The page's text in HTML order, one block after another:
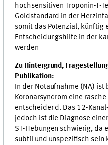
hochsensitiven Troponin-T-
Goldstandard in der
somit das Potenzial, künftig
Entscheidungshilfe in der
werden
Zu Hintergrund,
Publikation:
In der Notaufnahme (NA) ist
Koronarsyndrom eine
entscheidend. Das 12-
jedoch ist die Diagnose
ST-Hebungen schwierig, da
subtil und unspezifisch sein